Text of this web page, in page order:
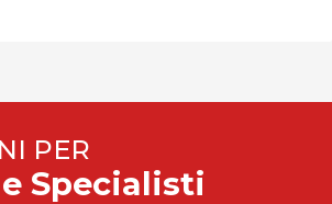
PER
Specialisti